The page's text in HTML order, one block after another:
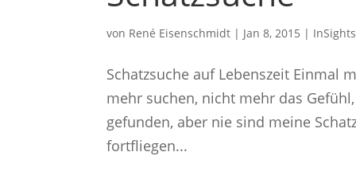
von René Eisenschmidt | Jan 8, 2015 | InSights
Schatzsuche auf Lebenszeit Einmal
mehr suchen, nicht mehr das
gefunden, aber nie sind meine
fortfliegen...